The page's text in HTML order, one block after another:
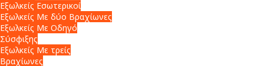
Εξωλκείς Εσωτερικοί
Εξωλκείς Με δύο Βραχίωνες
Εξωλκείς Με Οδηγό
Σύσφιξης
Εξωλκείς Με τρείς
Βραχίωνες